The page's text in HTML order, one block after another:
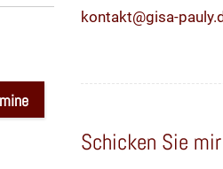
kontakt@gisa-
Schicken Sie